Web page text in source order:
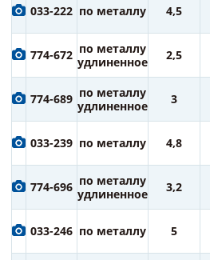
033-222 по металлу 4,5
774-672 по металлу
удлиненное
2,5
774-689 по металлу
удлиненное
3
033-239 по металлу 4,8
774-696 по металлу
удлиненное
3,2
033-246 по металлу 5